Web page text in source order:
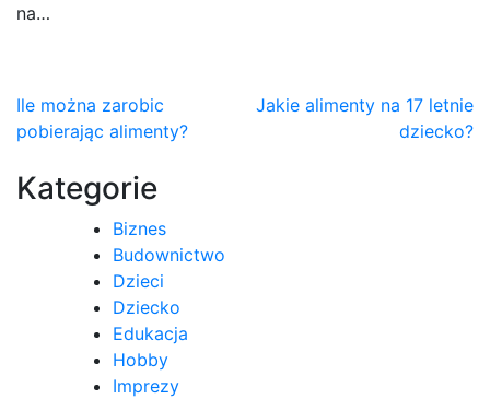
na…
Nawigacja
wpisu
Ile można zarobic
pobierając alimenty?
Jakie alimenty na 17 letnie
dziecko?
Kategorie
Biznes
Budownictwo
Dzieci
Dziecko
Edukacja
Hobby
Imprezy